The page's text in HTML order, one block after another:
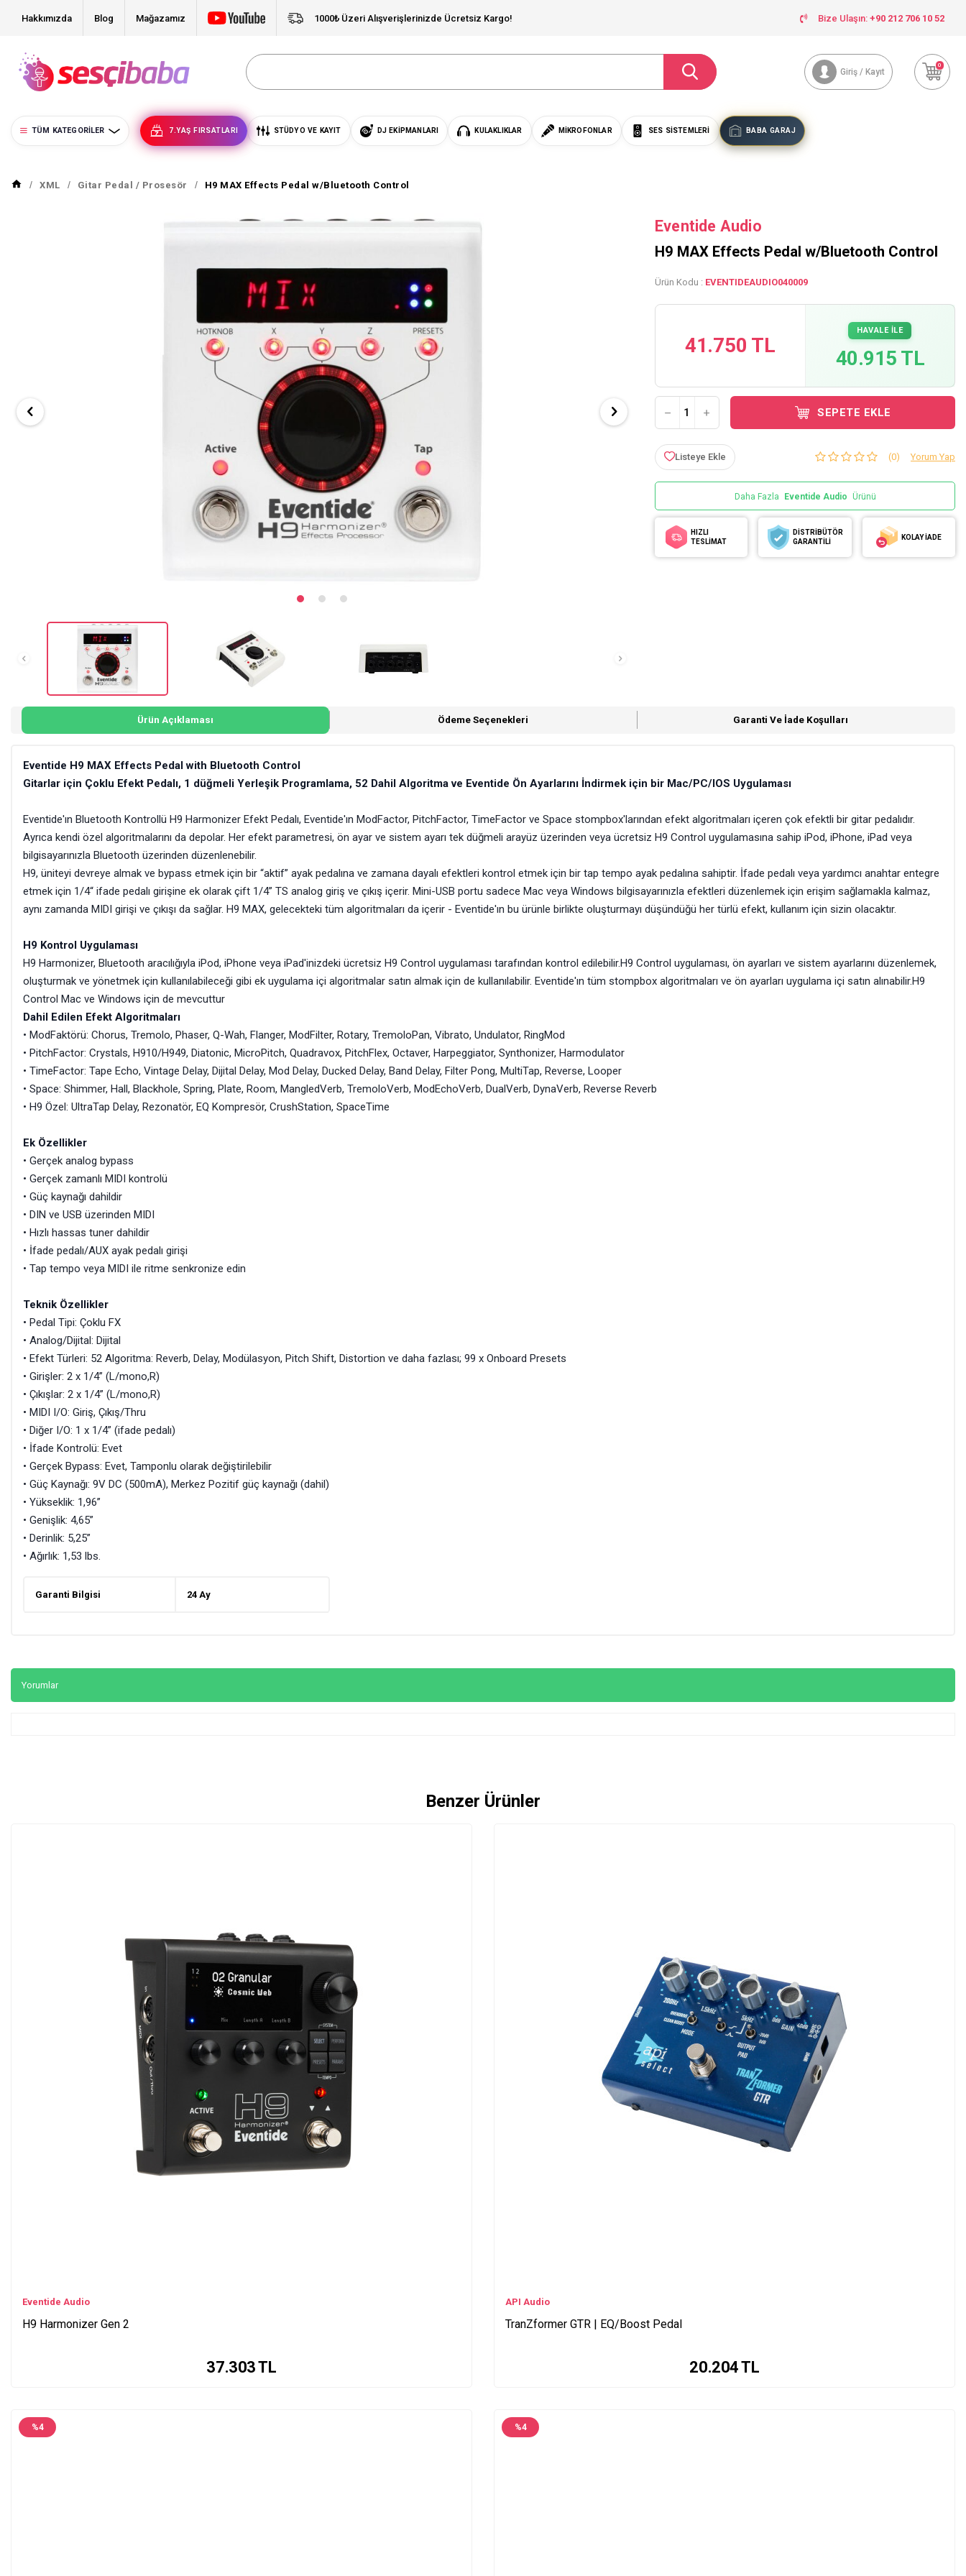
Hakkımızda Blog Mağazamız 1000₺ Üzeri Alışverişlerinizde Ücretsiz Kargo! Bize Ulaşın: +90 212 706 10 52
Giriş / Kayıt
0
TÜM KATEGORILER 7.YAŞ FIRSATLARI STÜDYO VE KAYIT DJ EKIPMANLARI KULAKLIKLAR MIKROFONLAR SES SISTEMLERI BABA GARAJ
XML Gitar Pedal / Prosesör H9 MAX Effects Pedal w/Bluetooth Control
Eventide Audio
H9 MAX Effects Pedal w/Bluetooth Control
Ürün Kodu : EVENTIDEAUDIO040009
41.750 TL
HAVALE İLE
40.915 TL
SEPETE EKLE
Listeye Ekle (0) Yorum Yap
Daha Fazla Eventide Audio Ürünü
HIZLI
TESLİMAT
DİSTRİBÜTÖR
GARANTİLİ
KOLAY İADE
Ürün Açıklaması Ödeme Seçenekleri Garanti Ve İade Koşulları
Eventide H9 MAX Effects Pedal with Bluetooth Control
Gitarlar için Çoklu Efekt Pedalı, 1 düğmeli Yerleşik Programlama, 52 Dahil Algoritma ve Eventide Ön Ayarlarını İndirmek için bir Mac/PC/IOS Uygulaması
Eventide'ın Bluetooth Kontrollü H9 Harmonizer Efekt Pedalı, Eventide'ın ModFactor, PitchFactor, TimeFactor ve Space stompbox'larından efekt algoritmaları içeren çok efektli bir gitar pedalıdır.
Ayrıca kendi özel algoritmalarını da depolar. Her efekt parametresi, ön ayar ve sistem ayarı tek düğmeli arayüz üzerinden veya ücretsiz H9 Control uygulamasına sahip iPod, iPhone, iPad veya
bilgisayarınızla Bluetooth üzerinden düzenlenebilir.
H9, üniteyi devreye almak ve bypass etmek için bir “aktif” ayak pedalına ve zamana dayalı efektleri kontrol etmek için bir tap tempo ayak pedalına sahiptir. İfade pedalı veya yardımcı anahtar entegre
etmek için 1/4“ ifade pedalı girişine ek olarak çift 1/4” TS analog giriş ve çıkış içerir. Mini-USB portu sadece Mac veya Windows bilgisayarınızla efektleri düzenlemek için erişim sağlamakla kalmaz,
aynı zamanda MIDI girişi ve çıkışı da sağlar. H9 MAX, gelecekteki tüm algoritmaları da içerir - Eventide'ın bu ürünle birlikte oluşturmayı düşündüğü her türlü efekt, kullanım için sizin olacaktır.
H9 Kontrol Uygulaması
H9 Harmonizer, Bluetooth aracılığıyla iPod, iPhone veya iPad'inizdeki ücretsiz H9 Control uygulaması tarafından kontrol edilebilir.H9 Control uygulaması, ön ayarları ve sistem ayarlarını düzenlemek,
oluşturmak ve yönetmek için kullanılabileceği gibi ek uygulama içi algoritmalar satın almak için de kullanılabilir. Eventide'ın tüm stompbox algoritmaları ve ön ayarları uygulama içi satın alınabilir.H9
Control Mac ve Windows için de mevcuttur
Dahil Edilen Efekt Algoritmaları
• ModFaktörü: Chorus, Tremolo, Phaser, Q-Wah, Flanger, ModFilter, Rotary, TremoloPan, Vibrato, Undulator, RingMod
• PitchFactor: Crystals, H910/H949, Diatonic, MicroPitch, Quadravox, PitchFlex, Octaver, Harpeggiator, Synthonizer, Harmodulator
• TimeFactor: Tape Echo, Vintage Delay, Dijital Delay, Mod Delay, Ducked Delay, Band Delay, Filter Pong, MultiTap, Reverse, Looper
• Space: Shimmer, Hall, Blackhole, Spring, Plate, Room, MangledVerb, TremoloVerb, ModEchoVerb, DualVerb, DynaVerb, Reverse Reverb
• H9 Özel: UltraTap Delay, Rezonatör, EQ Kompresör, CrushStation, SpaceTime
Ek Özellikler
• Gerçek analog bypass
• Gerçek zamanlı MIDI kontrolü
• Güç kaynağı dahildir
• DIN ve USB üzerinden MIDI
• Hızlı hassas tuner dahildir
• İfade pedalı/AUX ayak pedalı girişi
• Tap tempo veya MIDI ile ritme senkronize edin
Teknik Özellikler
• Pedal Tipi: Çoklu FX
• Analog/Dijital: Dijital
• Efekt Türleri: 52 Algoritma: Reverb, Delay, Modülasyon, Pitch Shift, Distortion ve daha fazlası; 99 x Onboard Presets
• Girişler: 2 x 1/4” (L/mono,R)
• Çıkışlar: 2 x 1/4” (L/mono,R)
• MIDI I/O: Giriş, Çıkış/Thru
• Diğer I/O: 1 x 1/4” (ifade pedalı)
• İfade Kontrolü: Evet
• Gerçek Bypass: Evet, Tamponlu olarak değiştirilebilir
• Güç Kaynağı: 9V DC (500mA), Merkez Pozitif güç kaynağı (dahil)
• Yükseklik: 1,96”
• Genişlik: 4,65”
• Derinlik: 5,25”
• Ağırlık: 1,53 lbs.
Garanti Bilgisi 24 Ay
Yorumlar
Benzer Ürünler
Eventide Audio
H9 Harmonizer Gen 2
37.303TL
API Audio
TranZformer GTR | EQ/Boost Pedal
20.204TL
%4 %4